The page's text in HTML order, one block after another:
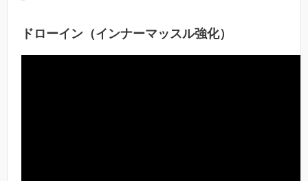
ドローイン（インナーマッスル強化）